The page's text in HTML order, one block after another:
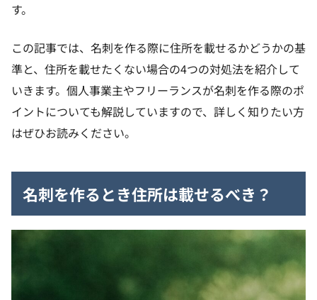
す。
この記事では、名刺を作る際に住所を載せるかどうかの基
準と、住所を載せたくない場合の4つの対処法を紹介して
いきます。個人事業主やフリーランスが名刺を作る際のポ
イントについても解説していますので、詳しく知りたい方
はぜひお読みください。
名刺を作るとき住所は載せるべき？